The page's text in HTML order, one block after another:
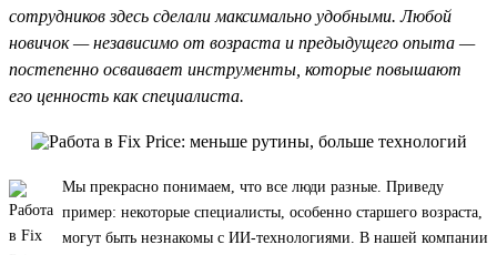
сотрудников здесь сделали максимально удобными. Любой
новичок — независимо от возраста и предыдущего опыта —
постепенно осваивает инструменты, которые повышают
его ценность как специалиста.
Мы прекрасно понимаем, что все люди разные. Приведу
пример: некоторые специалисты, особенно старшего возраста,
могут быть незнакомы с ИИ-технологиями. В нашей компании